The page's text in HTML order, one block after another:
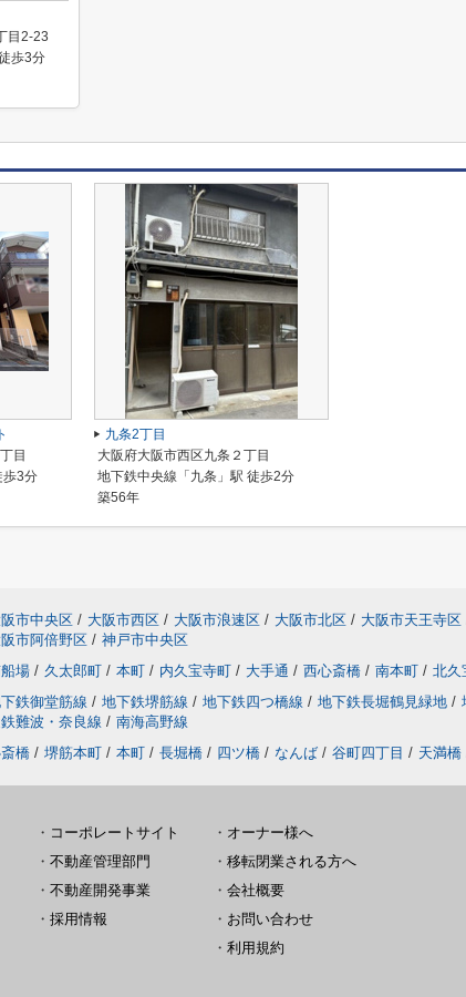
目2-23
歩3分
目
歩3分
九条2丁目
大阪府大阪市西区九条２丁目
地下鉄中央線「九条」駅 徒歩2分
築56年
市中央区 / 大阪市西区 / 大阪市浪速区 / 大阪市北区 / 大阪市天王寺区
市阿倍野区 / 神戸市中央区
場 / 久太郎町 / 本町 / 内久宝寺町 / 大手通 / 西心斎橋 / 南本町 / 北久
鉄御堂筋線 / 地下鉄堺筋線 / 地下鉄四つ橋線 / 地下鉄長堀鶴見緑地 /
難波・奈良線 / 南海高野線
橋 / 堺筋本町 / 本町 / 長堀橋 / 四ツ橋 / なんば / 谷町四丁目 / 天満橋
・ コーポレートサイト
・ 不動産管理部門
・ 不動産開発事業
・ 採用情報
・ オーナー様へ
・ 移転閉業される方へ
・ 会社概要
・ お問い合わせ
・ 利用規約